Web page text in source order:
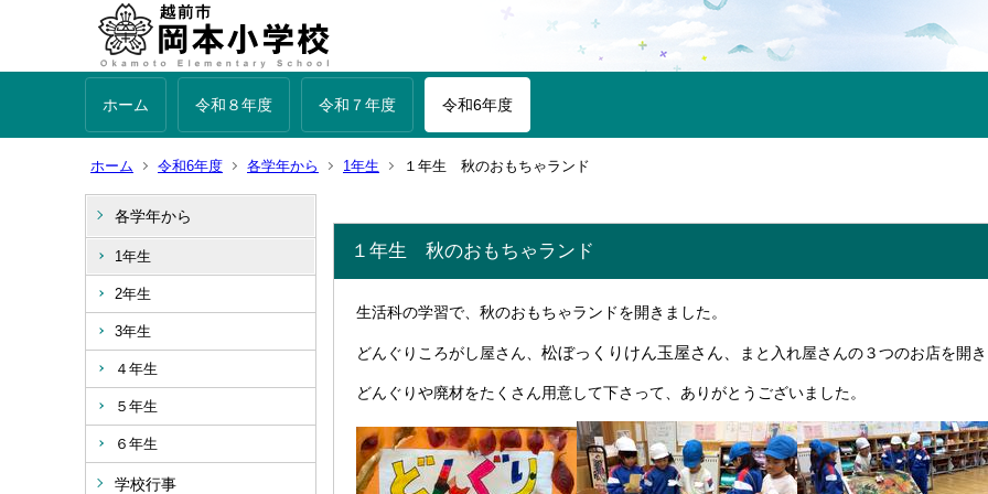
ホーム 令和８年度 令和７年度 令和6年度
ホーム 令和6年度 各学年から 1年生 １年生 秋のおもちゃランド
各学年から
1年生
2年生
3年生
４年生
５年生
６年生
学校行事
１年生 秋のおもちゃランド
生活科の学習で、秋のおもちゃランドを開きました。
どんぐりころがし屋さん、 松ぼっくりけん玉屋さん、 まと入れ屋さんの３つのお店を開
どんぐりや廃材をたくさん用意して下さって、ありがとうございました。